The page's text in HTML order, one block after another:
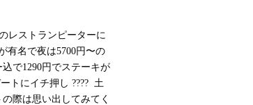
レストランピーターに
有名で夜は5700円〜の
で1290円でステーキが
トにイチ押し ???? 土
際は思い出してみてく